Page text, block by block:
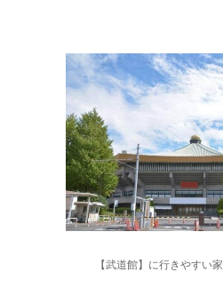
【武道館】に行きやすい